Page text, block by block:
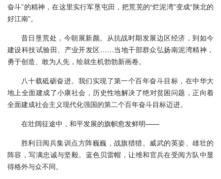
奋斗”的精神，在这里实行军垦屯田，把荒芜的“烂泥湾”变成“陕北的
好江南”。
昔日垦荒处，今朝展新颜。从抗战时期发展边区经济，到如今
建设科技试验田、产业开发区……当地干部群众弘扬南泥湾精神，
勇于创造、敢为人先，绘就生机勃勃新画卷。
八十载砥砺奋进。我们实现了第一个百年奋斗目标，在中华大
地上全面建成了小康社会，历史性地解决了绝对贫困问题，正向着
全面建成社会主义现代化强国的第二个百年奋斗目标迈进。
在壮阔征途中，和平发展的旗帜愈发鲜明——
胜利日阅兵集训点方阵巍巍，战旗猎猎。威武的英姿、雄壮的
阵容，写满忠诚与坚毅。蓝色贝雷帽，让维和官兵在受阅方队中显
得格外与众不同。